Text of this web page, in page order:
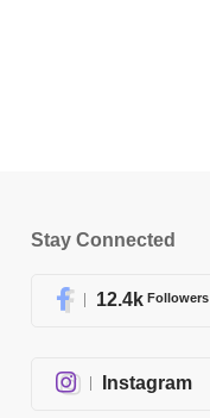
Stay Connected
12.4k Followers
Instagram